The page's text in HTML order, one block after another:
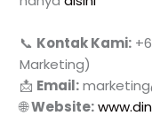
📞 Kontak Kami:
Marketing)
📩 Email:
🌐Website: